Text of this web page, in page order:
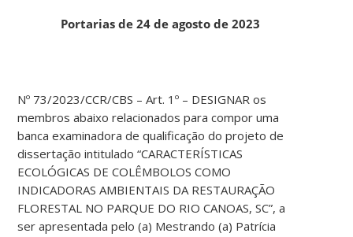
Portarias de 24 de agosto de 2023
Nº 73/2023/CCR/CBS – Art. 1º – DESIGNAR os
membros abaixo relacionados para compor uma
banca examinadora de qualificação do projeto de
dissertação intitulado “CARACTERÍSTICAS
ECOLÓGICAS DE COLÊMBOLOS COMO
INDICADORAS AMBIENTAIS DA RESTAURAÇÃO
FLORESTAL NO PARQUE DO RIO CANOAS, SC”, a
ser apresentada pelo (a) Mestrando (a) Patrícia